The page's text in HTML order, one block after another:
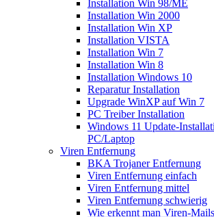
Installation Win 98/ME
Installation Win 2000
Installation Win XP
Installation VISTA
Installation Win 7
Installation Win 8
Installation Windows 10
Reparatur Installation
Upgrade WinXP auf Win 7
PC Treiber Installation
Windows 11 Update-
PC/Laptop
Viren Entfernung
BKA Trojaner Entfernung
Viren Entfernung einfach
Viren Entfernung mittel
Viren Entfernung schwierig
Wie erkennt man Viren-